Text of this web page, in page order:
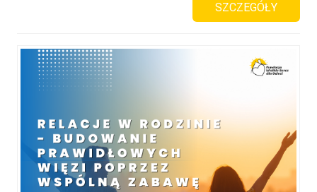
SZCZEGÓŁY